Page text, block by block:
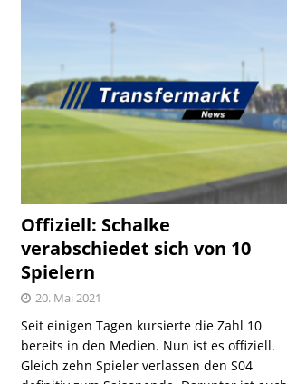
Offiziell: Schalke
verabschiedet sich von 10
Spielern
20. Mai 2021
Seit einigen Tagen kursierte die Zahl 10
bereits in den Medien. Nun ist es offiziell.
Gleich zehn Spieler verlassen den S04